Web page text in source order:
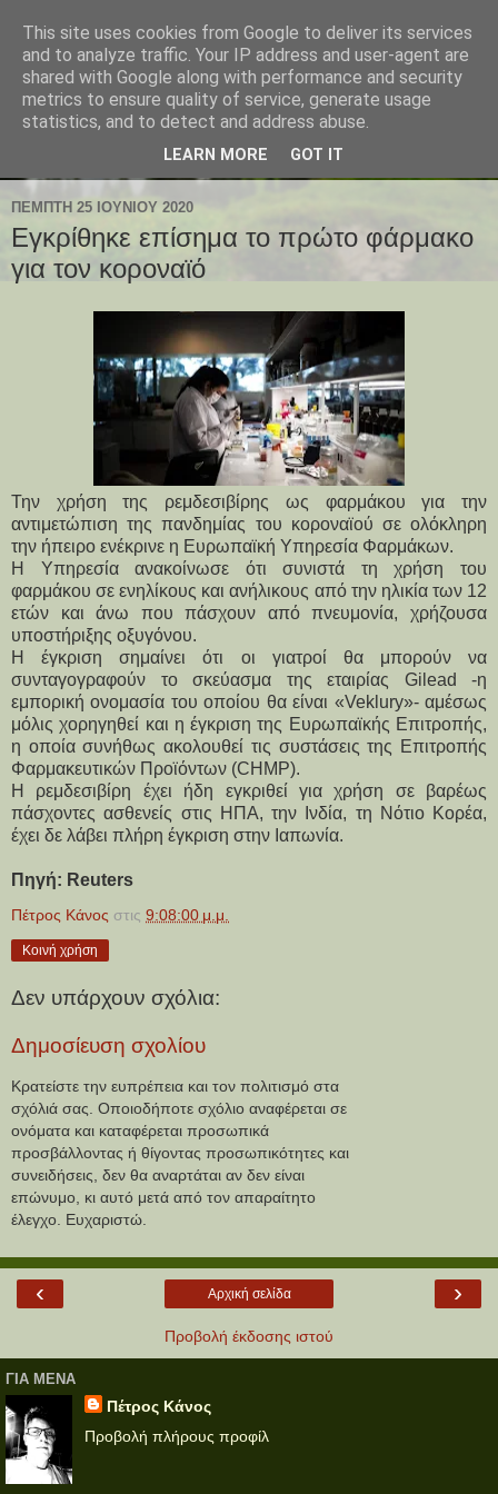
ΠΈΜΠΤΗ 25 ΙΟΥΝΊΟΥ 2020
Εγκρίθηκε επίσημα το πρώτο φάρμακο
για τον κοροναϊό
Την χρήση της ρεμδεσιβίρης ως φαρμάκου για την
αντιμετώπιση της πανδημίας του κοροναϊού σε ολόκληρη
την ήπειρο ενέκρινε η Ευρωπαϊκή Υπηρεσία Φαρμάκων.
Η Υπηρεσία ανακοίνωσε ότι συνιστά τη χρήση του
φαρμάκου σε ενηλίκους και ανήλικους από την ηλικία των 12
ετών και άνω που πάσχουν από πνευμονία, χρήζουσα
υποστήριξης οξυγόνου.
Η έγκριση σημαίνει ότι οι γιατροί θα μπορούν να
συνταγογραφούν το σκεύασμα της εταιρίας Gilead -η
εμπορική ονομασία του οποίου θα είναι «Veklury»- αμέσως
μόλις χορηγηθεί και η έγκριση της Ευρωπαϊκής Επιτροπής,
η οποία συνήθως ακολουθεί τις συστάσεις της Επιτροπής
Φαρμακευτικών Προϊόντων (CHMP).
Η ρεμδεσιβίρη έχει ήδη εγκριθεί για χρήση σε βαρέως
πάσχοντες ασθενείς στις ΗΠΑ, την Ινδία, τη Νότιο Κορέα,
έχει δε λάβει πλήρη έγκριση στην Ιαπωνία.
Πηγή: Reuters
Πέτρος Κάνος στις 9:08:00 μ.μ.
Κοινή χρήση
Δεν υπάρχουν σχόλια:
Δημοσίευση σχολίου
Κρατείστε την ευπρέπεια και τον πολιτισμό στα
σχόλιά σας. Οποιοδήποτε σχόλιο αναφέρεται σε
ονόματα και καταφέρεται προσωπικά
προσβάλλοντας ή θίγοντας προσωπικότητες και
συνειδήσεις, δεν θα αναρτάται αν δεν είναι
επώνυμο, κι αυτό μετά από τον απαραίτητο
έλεγχο. Ευχαριστώ.
‹ ›
Αρχική σελίδα
Προβολή έκδοσης ιστού
ΓΙΑ ΜΕΝΑ
Πέτρος Κάνος
Προβολή πλήρους προφίλ
This site uses cookies from Google to deliver its services
and to analyze traffic. Your IP address and user-agent are
shared with Google along with performance and security
metrics to ensure quality of service, generate usage
statistics, and to detect and address abuse.
LEARN MORE GOT IT